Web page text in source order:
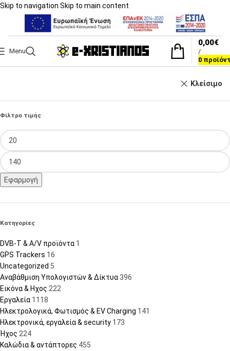
Skip to navigation Skip to main content
Menu
0
/
0,00€
Κλείσιμο
Φίλτρο τιμής
Εφαρμογή
Κατηγορίες
DVB-T & A/V προϊόντα 1
GPS Trackers 16
Uncategorized 5
Αναβάθμιση Υπολογιστών & Δίκτυα 396
Εικόνα & Ηχος 222
Εργαλεία 1118
Ηλεκτρολογικά, Φωτισμός & EV Charging 141
Ηλεκτρονικά, εργαλεία & security 173
Ήχος 224
Καλώδια & αντάπτορες 455